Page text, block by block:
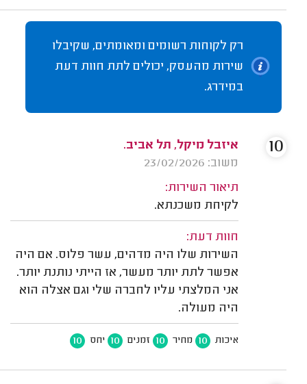
רק לקוחות רשומים ומאומתים, שקיבלו
שירות מהעסק, יכולים לתת חוות דעת
במידרג.
איזבל מיקל, תל אביב.
משוב: 23/02/2026
תיאור השירות:
לקיחת משכנתא.
חוות דעת:
השירות שלו היה מדהים, עשר פלוס. אם היה
אפשר לתת יותר מעשר, אז הייתי נותנת יותר.
אני המלצתי עליו לחברה שלי וגם אצלה הוא
היה מעולה.
איכות 10 מחיר 10 זמנים 10 יחס 10
10